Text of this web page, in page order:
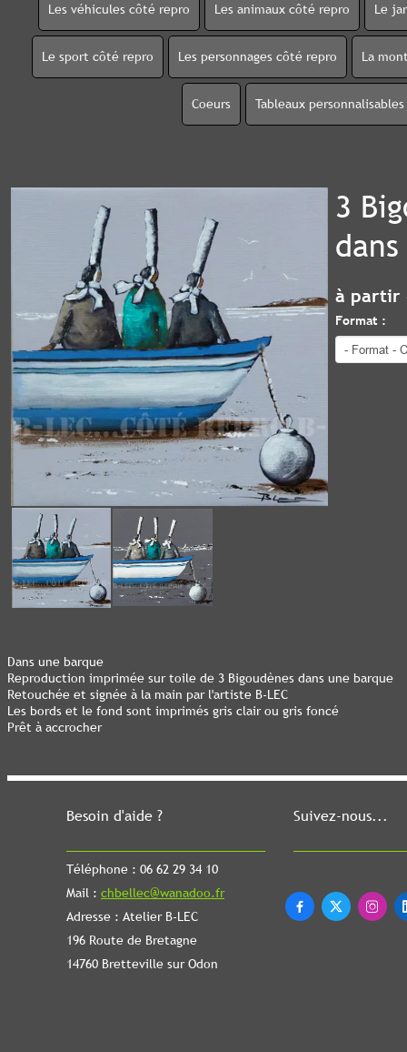
Besoin d'aide ?
Téléphone : 06 62 29 34 10
Mail : chbellec@wanadoo.fr
Adresse : Atelier B-LEC
196 Route de Bretagne
14760 Bretteville sur Odon
Suivez-nous...
  
Les véhicules côté repro Les animaux côté repro Le
Le sport côté repro Les personnages côté repro La
Coeurs Tableaux personnalisables
3
à partir
Format :
Dans une barque
Reproduction imprimée sur toile de 3 Bigoudènes dans une barque
Retouchée et signée à la main par l'artiste B-LEC
Les bords et le fond sont imprimés gris clair ou gris foncé
Prêt à accrocher